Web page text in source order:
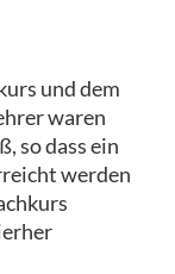
und dem
waren
so dass ein
werden